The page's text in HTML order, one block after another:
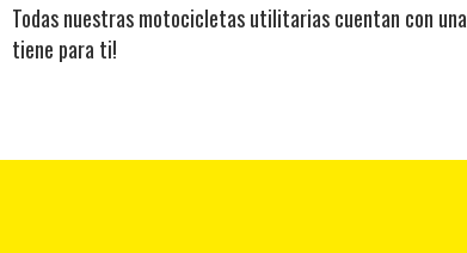
Todas nuestras motocicletas utilitarias cuentan con
tiene para ti!